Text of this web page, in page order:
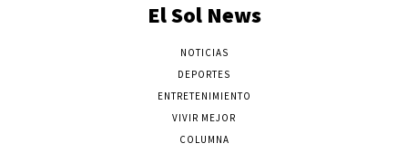
El Sol News
NOTICIAS
DEPORTES
ENTRETENIMIENTO
VIVIR MEJOR
COLUMNA